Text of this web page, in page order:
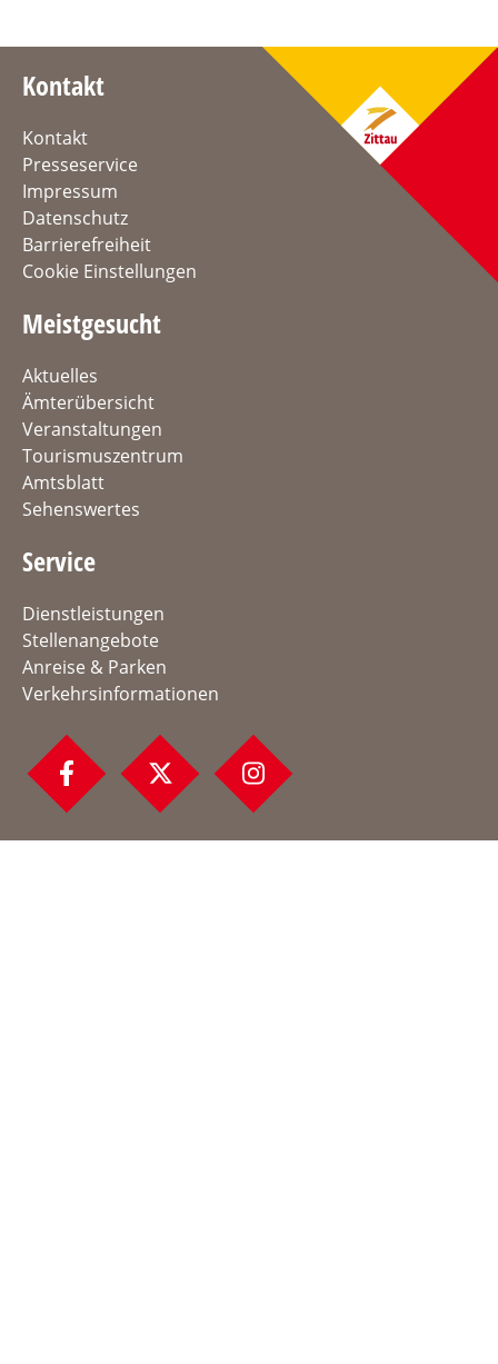
Kontakt
Kontakt
Presseservice
Impressum
Datenschutz
Barrierefreiheit
Cookie Einstellungen
Meistgesucht
Aktuelles
Ämterübersicht
Veranstaltungen
Tourismuszentrum
Amtsblatt
Sehenswertes
Service
Dienstleistungen
Stellenangebote
Anreise & Parken
Verkehrsinformationen